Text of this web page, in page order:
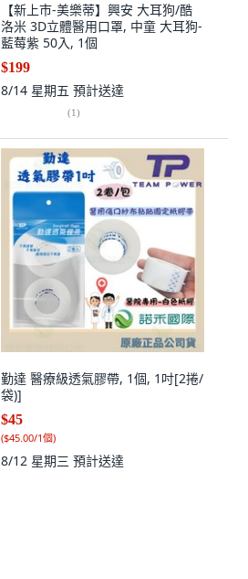
【新上市-美樂蒂】興安 大耳狗/酷
洛米 3D立體醫用口罩, 中童 大耳狗-
藍莓紫 50入, 1個
$199
8/14 星期五 預計送達
(1)
勤達 醫療級透氣膠帶, 1個, 1吋[2捲/
袋)]
$45
($45.00/1個)
8/12 星期三 預計送達